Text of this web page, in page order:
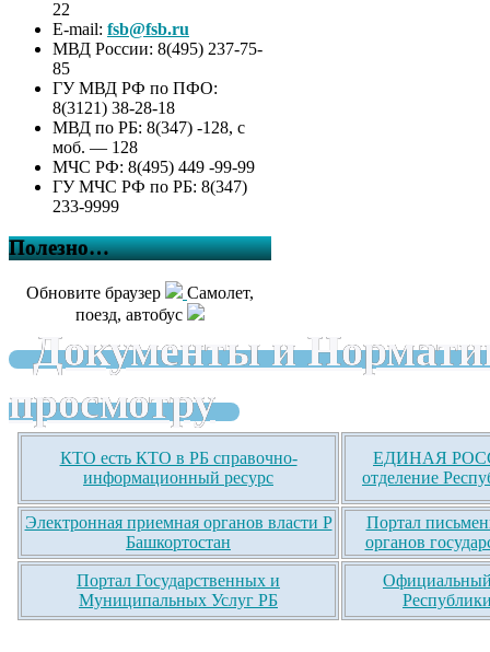
22
E-mail: fsb@fsb.ru
МВД России: 8(495) 237-75-
85
ГУ МВД РФ по ПФО:
8(3121) 38-28-18
МВД по РБ: 8(347) -128, с
моб. — 128
МЧС РФ: 8(495) 449 -99-99
ГУ МЧС РФ по РБ: 8(347)
233-9999
Полезно…
Обновите браузер
Самолет,
поезд, автобус
Документы и
просмотру
КТО есть КТО в РБ справочно-
информационный ресурс
ЕДИНАЯ
отделение
Электронная приемная органов власти Р
Башкортостан
Портал
органов
Портал Государственных и
Муниципальных Услуг РБ
Официальный